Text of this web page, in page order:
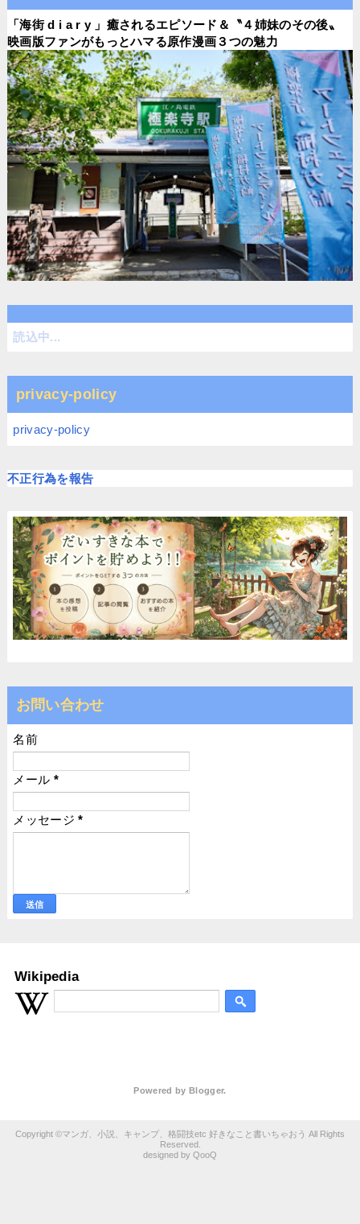
「海街 d i a r y 」癒されるエピソード＆〝４姉妹のその後〟
映画版ファンがもっとハマる原作漫画３つの魅力
読込中...
privacy-policy
privacy-policy
不正行為を報告
お問い合わせ
名前
メール *
メッセージ*
Wikipedia
Powered by Blogger.
マンガ、小説、キャンプ、格闘技etc 好きなこと書いちゃおう
QooQ